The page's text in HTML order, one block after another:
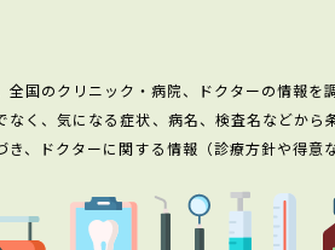
国のクリニック・病院、ドクターの情報を
く、気になる症状、病名、検査名などから
、ドクターに関する情報（診療方針や得意